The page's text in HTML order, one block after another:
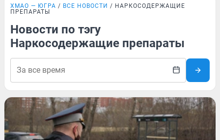
ХМАО — ЮГРА ВСЕ НОВОСТИ
НАРКОСОДЕРЖАЩИЕ
ПРЕПАРАТЫ
Новости по тэгу
Наркосодержащие препараты